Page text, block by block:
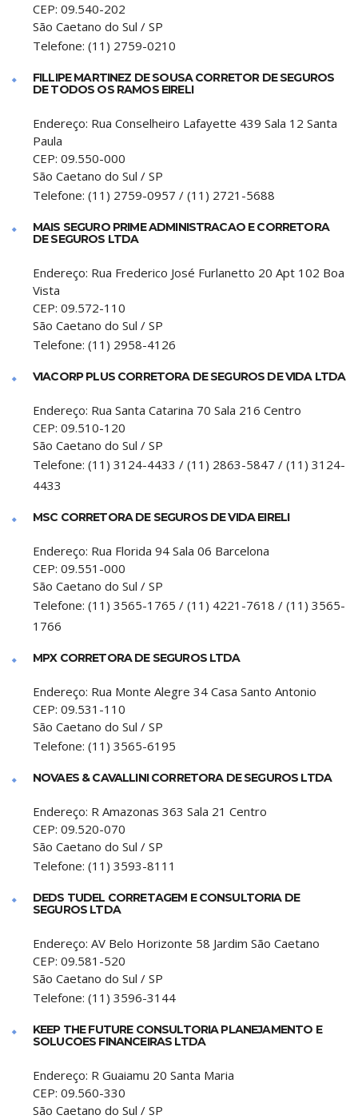
CEP: 09.540-202
São Caetano do Sul / SP
Telefone: (11) 2759-0210
FILLIPE MARTINEZ DE SOUSA CORRETOR DE SEGUROS
DE TODOS OS RAMOS EIRELI
Endereço: Rua Conselheiro Lafayette 439 Sala 12 Santa
Paula
CEP: 09.550-000
São Caetano do Sul / SP
Telefone: (11) 2759-0957 / (11) 2721-5688
MAIS SEGURO PRIME ADMINISTRACAO E CORRETORA
DE SEGUROS LTDA
Endereço: Rua Frederico José Furlanetto 20 Apt 102 Boa
Vista
CEP: 09.572-110
São Caetano do Sul / SP
Telefone: (11) 2958-4126
VIACORP PLUS CORRETORA DE SEGUROS DE VIDA LTDA
Endereço: Rua Santa Catarina 70 Sala 216 Centro
CEP: 09.510-120
São Caetano do Sul / SP
Telefone: (11) 3124-4433 / (11) 2863-5847 / (11) 3124-
4433
MSC CORRETORA DE SEGUROS DE VIDA EIRELI
Endereço: Rua Florida 94 Sala 06 Barcelona
CEP: 09.551-000
São Caetano do Sul / SP
Telefone: (11) 3565-1765 / (11) 4221-7618 / (11) 3565-
1766
MPX CORRETORA DE SEGUROS LTDA
Endereço: Rua Monte Alegre 34 Casa Santo Antonio
CEP: 09.531-110
São Caetano do Sul / SP
Telefone: (11) 3565-6195
NOVAES & CAVALLINI CORRETORA DE SEGUROS LTDA
Endereço: R Amazonas 363 Sala 21 Centro
CEP: 09.520-070
São Caetano do Sul / SP
Telefone: (11) 3593-8111
DEDS TUDEL CORRETAGEM E CONSULTORIA DE
SEGUROS LTDA
Endereço: AV Belo Horizonte 58 Jardim São Caetano
CEP: 09.581-520
São Caetano do Sul / SP
Telefone: (11) 3596-3144
KEEP THE FUTURE CONSULTORIA PLANEJAMENTO E
SOLUCOES FINANCEIRAS LTDA
Endereço: R Guaiamu 20 Santa Maria
CEP: 09.560-330
São Caetano do Sul / SP